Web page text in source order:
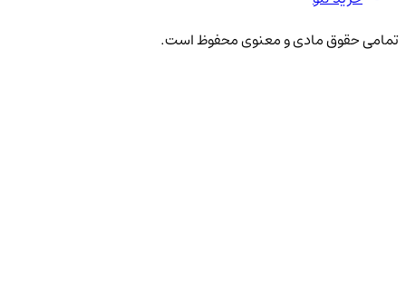
تمامی حقوق مادی و معنوی محفوظ است.